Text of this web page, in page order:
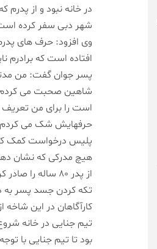
شهر دبی سفر کرده
وی افزود: حرف های
افتاده است که برادرم
پسر جوان گفت: من مدتی
شاهین صحبت می کردم
است را برای من تعریف
حرفهایش شک می کردم
پلیس درخواست کمک
هیچ مدرکی که نشان
از پدر ۸۰ ساله را صادر کرد.
تکه کردن جسد پسر به
تیم جنایی در خانه
بود تا تیم جنایی با